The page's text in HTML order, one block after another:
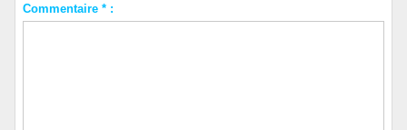
Commentaire * :